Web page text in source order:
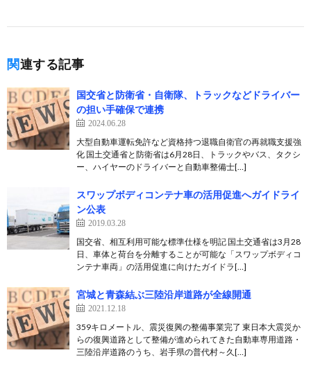
関連する記事
国交省と防衛省・自衛隊、トラックなどドライバー
の担い手確保で連携
2024.06.28
大型自動車運転免許など資格持つ退職自衛官の再就職支援強
化 国土交通省と防衛省は6月28日、トラックやバス、タクシ
ー、ハイヤーのドライバーと自動車整備士[…]
スワップボディコンテナ車の活用促進へガイドライ
ン公表
2019.03.28
国交省、相互利用可能な標準仕様を明記 国土交通省は3月28
日、車体と荷台を分離することが可能な「スワップボディコ
ンテナ車両」の活用促進に向けたガイドラ[…]
宮城と青森結ぶ三陸沿岸道路が全線開通
2021.12.18
359キロメートル、震災復興の整備事業完了 東日本大震災か
らの復興道路として整備が進められてきた自動車専用道路・
三陸沿岸道路のうち、岩手県の普代村～久[…]